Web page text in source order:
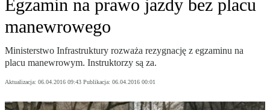
Egzamin na prawo jazdy bez placu
manewrowego
Ministerstwo Infrastruktury rozważa rezygnację z egzaminu na
placu manewrowym. Instruktorzy są za.
Aktualizacja: 06.04.2016 09:43 Publikacja: 06.04.2016 00:01